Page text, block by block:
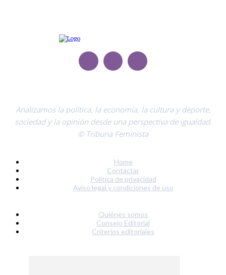
Analizamos la política, la economía, la cultura y deporte,
sociedad y la opinión desde una perspectiva de igualdad.
© Tribuna Feminista
Home
Contactar
Política de privacidad
Aviso legal y condiciones de uso
Quiénes somos
Consejo Editorial
Criterios editoriales